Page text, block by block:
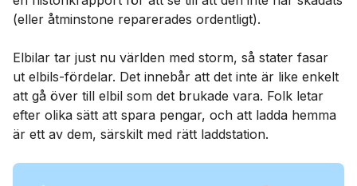
(eller åtminstone reparerades ordentligt).
Elbilar tar just nu världen med storm, så stater fasar
ut elbils-fördelar. Det innebår att det inte är like enkelt
att gå över till elbil som det brukade vara. Folk letar
efter olika sätt att spara pengar, och att ladda hemma
är ett av dem, särskilt med rätt laddstation.